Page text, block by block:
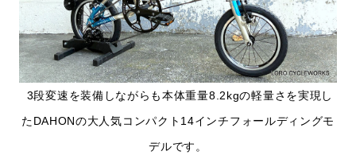
3段変速を装備しながらも本体重量8.2kgの軽量さを実現し
たDAHONの大人気コンパクト14インチフォールディングモ
デルです。